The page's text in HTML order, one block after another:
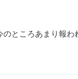
のところあまり報わ